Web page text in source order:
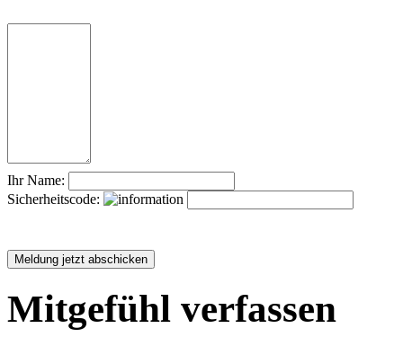
Ihr Name:
Sicherheitscode:
Mitgefühl verfassen